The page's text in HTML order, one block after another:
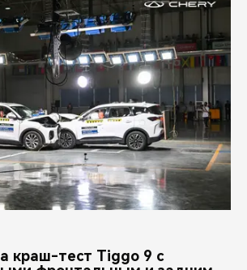
краш-тест Tiggo 9 с